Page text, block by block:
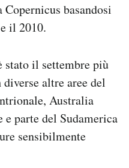
basandosi
il 2010.
il settembre più
altre aree del
Australia
parte del Sudamerica
sensibilmente